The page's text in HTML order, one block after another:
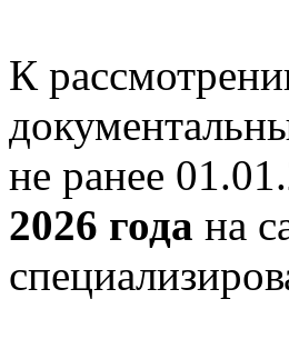
К
не ранее
2026 года на